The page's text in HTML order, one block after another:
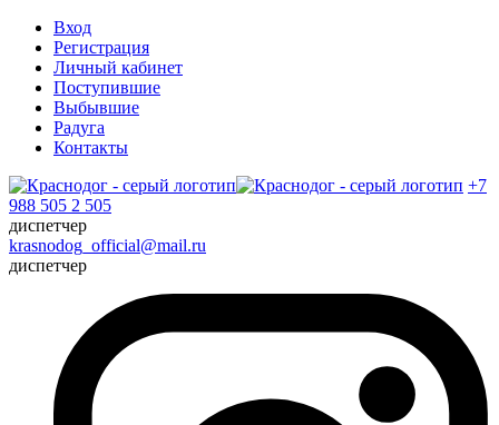
Вход
Регистрация
Личный кабинет
Поступившие
Выбывшие
Радуга
Контакты
+7
988 505 2 505
диспетчер
krasnodog_official@mail.ru
диспетчер